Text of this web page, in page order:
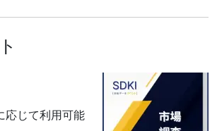
応じて利用可能